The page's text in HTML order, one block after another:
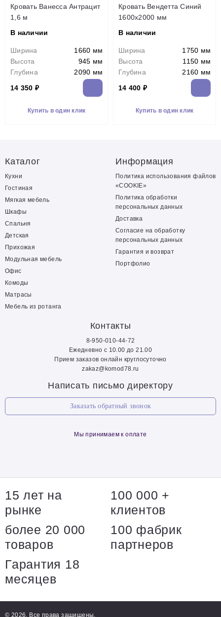
Кровать Ванесса Антрацит
1,6 м
В наличии
Ширина
1660 мм
Высота
945 мм
Глубина
2090 мм
14 350 ₽
Купить в один клик
Кровать Вендетта Синий
1600х2000 мм
В наличии
Ширина
1750 мм
Высота
1150 мм
Глубина
2160 мм
14 400 ₽
Купить в один клик
Каталог
Кухни
Гостиная
Мягкая мебель
Шкафы
Спальня
Детская
Прихожая
Модульная мебель
Офис
Комоды
Матрасы
Мебель из ротанга
Информация
Политика использования файлов
«COOKIE»
Политика обработки
персональных данных
Доставка
Согласие на обработку
персональных данных
Гарантия и возврат
Портфолио
Контакты
8-950-010-44-72
Ежедневно с 10.00 до 21.00
Прием заказов онлайн круглосуточно
zakaz@komod78.ru
Написать письмо директору
Заказать обратный звонок
Мы принимаем к оплате
15 лет на
рынке
100 000 +
клиентов
более 20 000
товаров
100 фабрик
партнеров
Гарантия 18
месяцев
© 2026. Все права защищены.